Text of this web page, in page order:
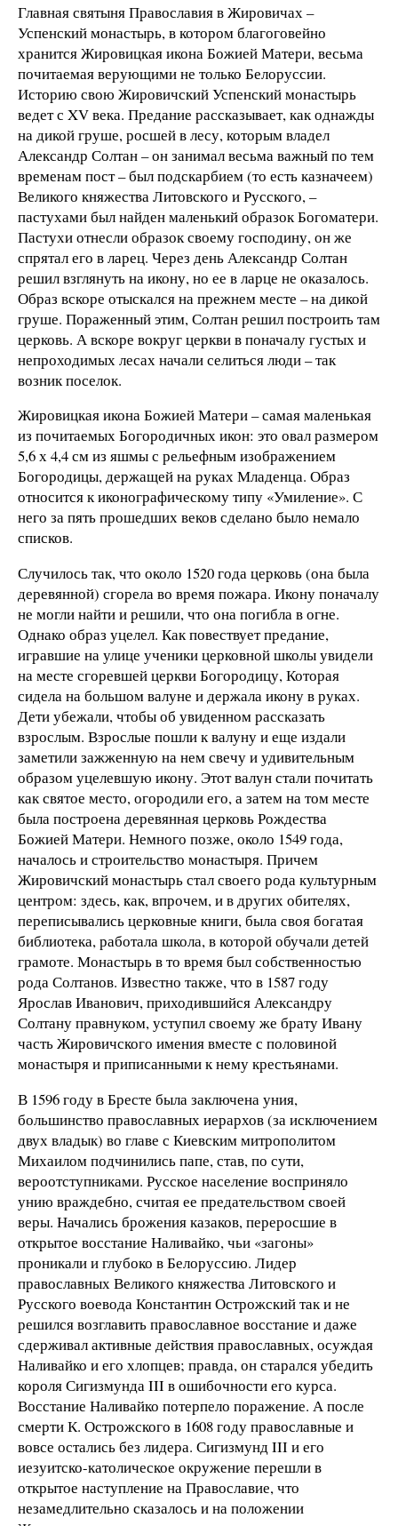
Главная святыня Православия в Жировичах –
Успенский монастырь, в котором благоговейно
хранится Жировицкая икона Божией Матери, весьма
почитаемая верующими не только Белоруссии.
Историю свою Жировичский Успенский монастырь
ведет с XV века. Предание рассказывает, как однажды
на дикой груше, росшей в лесу, которым владел
Александр Солтан – он занимал весьма важный по тем
временам пост – был подскарбием (то есть казначеем)
Великого княжества Литовского и Русского, –
пастухами был найден маленький образок Богоматери.
Пастухи отнесли образок своему господину, он же
спрятал его в ларец. Через день Александр Солтан
решил взглянуть на икону, но ее в ларце не оказалось.
Образ вскоре отыскался на прежнем месте – на дикой
груше. Пораженный этим, Солтан решил построить там
церковь. А вскоре вокруг церкви в поначалу густых и
непроходимых лесах начали селиться люди – так
возник поселок.
Жировицкая икона Божией Матери – самая маленькая
из почитаемых Богородичных икон: это овал размером
5,6 х 4,4 см из яшмы с рельефным изображением
Богородицы, держащей на руках Младенца. Образ
относится к иконографическому типу «Умиление». С
него за пять прошедших веков сделано было немало
списков.
Случилось так, что около 1520 года церковь (она была
деревянной) сгорела во время пожара. Икону поначалу
не могли найти и решили, что она погибла в огне.
Однако образ уцелел. Как повествует предание,
игравшие на улице ученики церковной школы увидели
на месте сгоревшей церкви Богородицу, Которая
сидела на большом валуне и держала икону в руках.
Дети убежали, чтобы об увиденном рассказать
взрослым. Взрослые пошли к валуну и еще издали
заметили зажженную на нем свечу и удивительным
образом уцелевшую икону. Этот валун стали почитать
как святое место, огородили его, а затем на том месте
была построена деревянная церковь Рождества
Божией Матери. Немного позже, около 1549 года,
началось и строительство монастыря. Причем
Жировичский монастырь стал своего рода культурным
центром: здесь, как, впрочем, и в других обителях,
переписывались церковные книги, была своя богатая
библиотека, работала школа, в которой обучали детей
грамоте. Монастырь в то время был собственностью
рода Солтанов. Известно также, что в 1587 году
Ярослав Иванович, приходившийся Александру
Солтану правнуком, уступил своему же брату Ивану
часть Жировичского имения вместе с половиной
монастыря и приписанными к нему крестьянами.
В 1596 году в Бресте была заключена уния,
большинство православных иерархов (за исключением
двух владык) во главе с Киевским митрополитом
Михаилом подчинились папе, став, по сути,
вероотступниками. Русское население восприняло
унию враждебно, считая ее предательством своей
веры. Начались брожения казаков, переросшие в
открытое восстание Наливайко, чьи «загоны»
проникали и глубоко в Белоруссию. Лидер
православных Великого княжества Литовского и
Русского воевода Константин Острожский так и не
решился возглавить православное восстание и даже
сдерживал активные действия православных, осуждая
Наливайко и его хлопцев; правда, он старался убедить
короля Сигизмунда III в ошибочности его курса.
Восстание Наливайко потерпело поражение. А после
смерти К. Острожского в 1608 году православные и
вовсе остались без лидера. Сигизмунд III и его
иезуитско-католическое окружение перешли в
открытое наступление на Православие, что
незамедлительно сказалось и на положении